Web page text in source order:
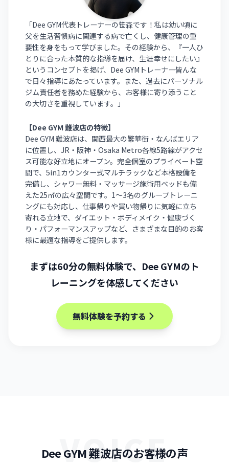
「Dee GYM代表トレーナーの笹森です！私は幼い頃に
父を生活習慣病に関連する病で亡くし、健康管理の重
要性を身をもって学びました。その経験から、『一人ひ
とりに合った本質的な指導を届け、生涯幸せにしたい』
というコンセプトを掲げ、Dee GYMトレーナー皆んな
で日々指導にあたっています。また、過去にパーソナル
ジム責任者を務めた経験から、お客様に寄り添うこと
の大切さを重視しています。」
【Dee GYM 難波店の特徴】
Dee GYM 難波店は、関西最大の繁華街・なんばエリア
に位置し、JR・阪神・Osaka Metro各線5路線がアクセ
ス可能な好立地にオープン。完全個室のプライベート空
間で、5in1カウンター式マルチラックなど本格設備を
完備し、シャワー無料・マッサージ施術用ベッドも備
えた25㎡の広々空間です。1〜3名のグループトレーニ
ングにも対応し、仕事帰りや買い物帰りに気軽に立ち
寄れる立地で、ダイエット・ボディメイク・健康づく
り・パフォーマンスアップなど、さまざまな目的のお客
様に最適な指導をご提供します。
まずは60分の無料体験で、Dee GYMのト
レーニングを体感してください
無料体験を予約する
VOICE
Dee GYM 難波店のお客様の声